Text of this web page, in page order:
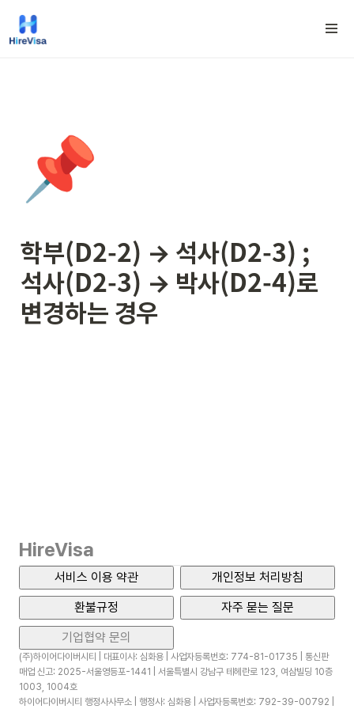
📌
학부(D2-2) → 석사(D2-3) ;
석사(D2-3) → 박사(D2-4)로
변경하는 경우
HireVisa
서비스 이용 약관
개인정보 처리방침
환불규정
자주 묻는 질문
기업협약 문의
(주)하이어다이버시티 | 대표이사: 심화용 | 사업자등록번호: 774-81-01735 | 통신판
매업 신고: 2025-서울영등포-1441 | 서울특별시 강남구 테헤란로 123, 여삼빌딩 10층
1003, 1004호
하이어다이버시티 행정사사무소 | 행정사: 심화용 | 사업자등록번호: 792-39-00792 |